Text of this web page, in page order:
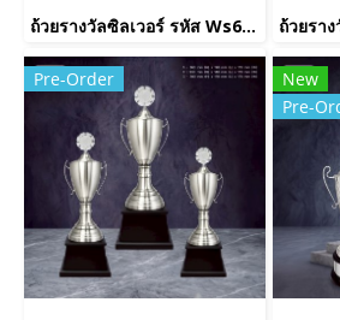
ถ้วยรางวัลซิลเวอร์ รหัส Ws6198
Pre-Order
New
Pre-